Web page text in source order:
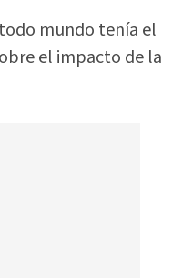
mundo tenía el
el impacto de la